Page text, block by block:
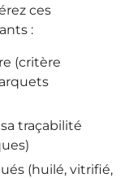
ces
:
(critère
traçabilité
(huilé, vitrifié,